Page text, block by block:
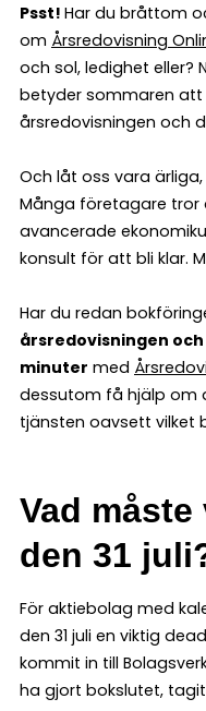
Psst! Har du bråttom
om Årsredovisning
och sol, ledighet eller?
betyder sommaren
årsredovisningen och
Och låt oss vara
Många företagare tror
avancerade
konsult för att bli klar.
Har du redan
årsredovisningen
minuter med
dessutom få hjälp om
tjänsten oavsett vilket
Vad
den 31
För aktiebolag med
den 31 juli en viktig
kommit in till
ha gjort bokslutet,